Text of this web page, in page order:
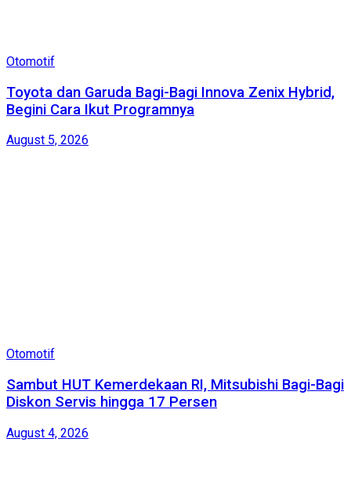
Otomotif
Toyota dan Garuda Bagi-Bagi Innova Zenix Hybrid,
Begini Cara Ikut Programnya
August 5, 2026
Otomotif
Sambut HUT Kemerdekaan RI, Mitsubishi Bagi-Bagi
Diskon Servis hingga 17 Persen
August 4, 2026